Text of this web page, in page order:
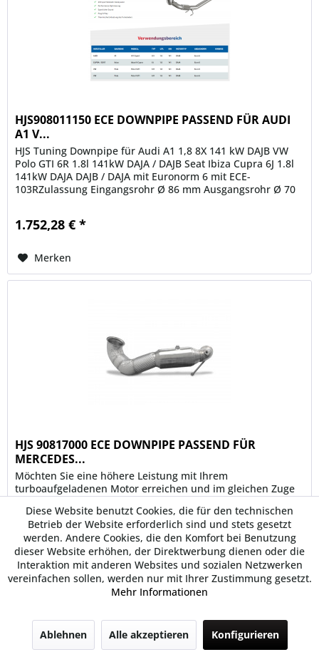
Beratung gewünscht? 💬
HJS908011150 ECE DOWNPIPE PASSEND FÜR AUDI
A1 V...
HJS Tuning Downpipe für Audi A1 1,8 8X 141 kW DAJB VW
Polo GTI 6R 1.8l 141kW DAJA / DAJB Seat Ibiza Cupra 6J 1.8l
141kW DAJA DAJB / DAJA mit Euronorm 6 mit ECE-
103RZulassung Eingangsrohr Ø 86 mm Ausgangsrohr Ø 70
1.752,28 € *
Merken
HJS 90817000 ECE DOWNPIPE PASSEND FÜR
MERCEDES...
Möchten Sie eine höhere Leistung mit Ihrem
turboaufgeladenen Motor erreichen und im gleichen Zuge
richtigen Produkt beginnen! Die Downpipe ist...
2.374,05 € *
Merken
TIPP!
Diese Website benutzt Cookies, die für den technischen
Betrieb der Website erforderlich sind und stets gesetzt
werden. Andere Cookies, die den Komfort bei Benutzung
dieser Website erhöhen, der Direktwerbung dienen oder die
Interaktion mit anderen Websites und sozialen Netzwerken
vereinfachen sollen, werden nur mit Ihrer Zustimmung gesetzt.
Mehr Informationen
Ablehnen Alle akzeptieren Konfigurieren